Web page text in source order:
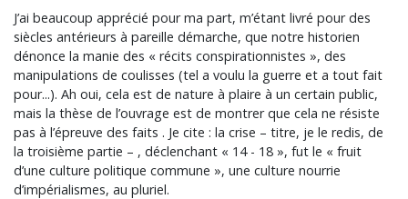
J’ai beaucoup apprécié pour ma part, m’étant livré pour des
siècles antérieurs à pareille démarche, que notre historien
dénonce la manie des « récits conspirationnistes », des
manipulations de coulisses (tel a voulu la guerre et a tout fait
pour...). Ah oui, cela est de nature à plaire à un certain public,
mais la thèse de l’ouvrage est de montrer que cela ne résiste
pas à l’épreuve des faits . Je cite : la crise – titre, je le redis, de
la troisième partie – , déclenchant « 14 - 18 », fut le « fruit
d’une culture politique commune », une culture nourrie
d’impérialismes, au pluriel.